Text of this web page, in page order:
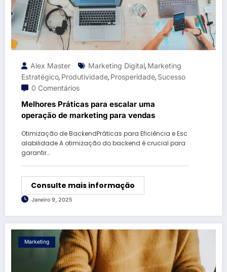
Alex Master Marketing Digital, Marketing
Estratégico, Produtividade, Prosperidade, Sucesso
0 Comentários
Melhores Práticas para escalar uma
operação de marketing para vendas
Otimização de BackendPráticas para Eficiência e Esc
alabilidade A otimização do backend é crucial para
garantir…
Consulte mais informação
Janeiro 9, 2025
Marketing